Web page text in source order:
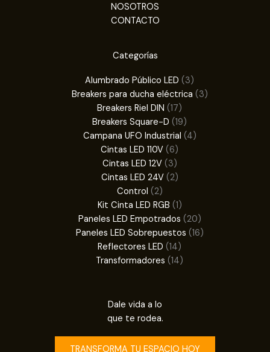
NOSOTROS
CONTACTO
Categorías
Alumbrado Público LED 33
productos
Breakers para ducha eléctrica 33
Breakers Riel DIN 1717
productos
Breakers Square-D 1919
productos
Campana UFO Industrial 44
Cintas LED 110V 66
productos
Cintas LED 12V 33
productos
Cintas LED 24V 22
Control 22
productos
Kit Cinta LED RGB 11
producto
Paneles LED Empotrados 2020
productos
Paneles LED Sobrepuestos 1616
Reflectores LED 1414
productos
Transformadores 1414
Dale vida a lo
que te rodea.
TRANSFORMA TU ESPACIO HOY